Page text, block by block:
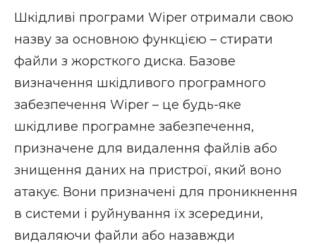
Шкідливі програми Wiper отримали свою
назву за основною функцією – стирати
файли з жорсткого диска. Базове
визначення шкідливого програмного
забезпечення Wiper – це будь-яке
шкідливе програмне забезпечення,
призначене для видалення файлів або
знищення даних на пристрої, який воно
атакує. Вони призначені для проникнення
в системи і руйнування їх зсередини,
видаляючи файли або назавжди